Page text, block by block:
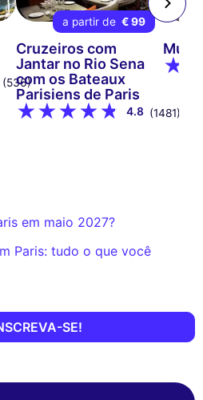
(536)
a partir de € 99
Cruzeiros com
Jantar no Rio Sena
com os Bateaux
Parisiens de Paris
4.8 (1481)
em maio 2027?
Paris: tudo o que você
SE!